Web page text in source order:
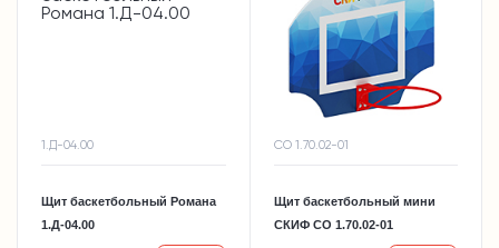
1.Д-04.00
Щит баскетбольный Романа
1.Д-04.00
СО 1.70.02-01
Щит баскетбольный мини
СКИФ СО 1.70.02-01